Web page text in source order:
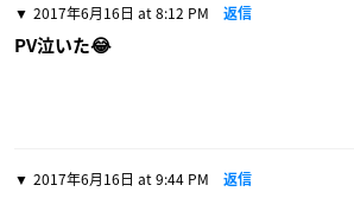
2017年6月16日 at 8:12 PM 返信
PV泣いた😂
2017年6月16日 at 9:44 PM 返信